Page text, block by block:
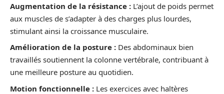
Augmentation de la résistance : L’ajout de poids permet
aux muscles de s’adapter à des charges plus lourdes,
stimulant ainsi la croissance musculaire.
Amélioration de la posture : Des abdominaux bien
travaillés soutiennent la colonne vertébrale, contribuant à
une meilleure posture au quotidien.
Motion fonctionnelle : Les exercices avec haltères